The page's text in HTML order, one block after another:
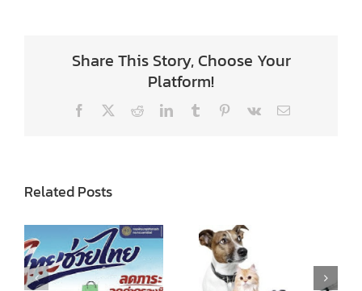
Share This Story, Choose Your
Platform!
Facebook RedditLinkedInTumblr Pinterest
Vk Email
Related Posts